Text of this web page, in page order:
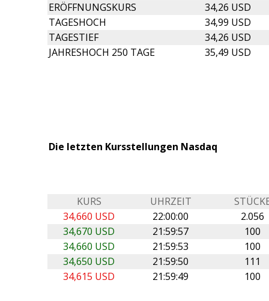
ERÖFFNUNGSKURS
34,26 USD
TAGESHOCH
34,99 USD
TAGESTIEF
34,26 USD
JAHRESHOCH 250 TAGE
35,49 USD
Die letzten Kursstellungen Nasdaq
KURS UHRZEIT
34,660 USD
22:00:00
2.056
34,670 USD
21:59:57
100
34,660 USD
21:59:53
100
34,650 USD
21:59:50
111
34,615 USD
21:59:49 100